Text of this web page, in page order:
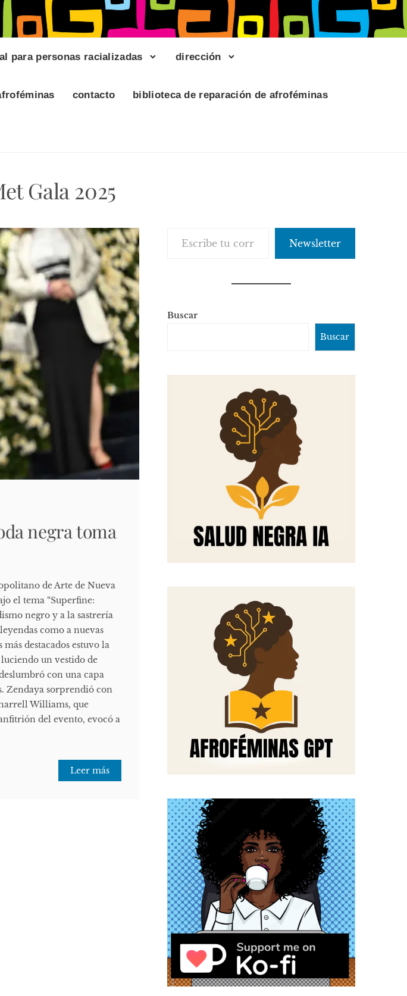
para personas racializadas dirección
contacto biblioteca de reparación de afroféminas
Gala 2025
negra toma
de Arte de Nueva
el tema “Superfine:
negro y a la sastrería
como a nuevas
destacados estuvo la
un vestido de
con una capa
Zendaya sorprendió con
Williams, que
del evento, evocó a
Leer más
Newsletter
Buscar
Buscar